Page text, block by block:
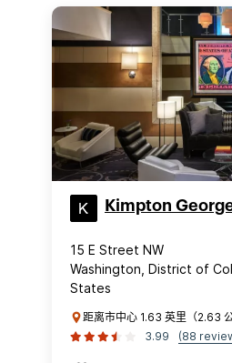
Kimpton
15 E Street NW
Washington, District of
States
距离市中心 1.63 英里（2.63
3.99
(88